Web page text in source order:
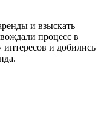
и взыскать
процесс в
и добились